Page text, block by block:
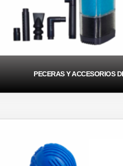
PECERAS Y ACCESORIOS